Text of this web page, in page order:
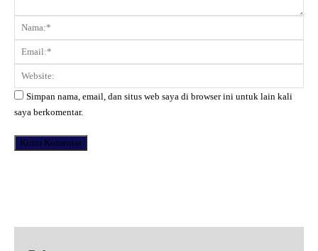
Komentar:
Simpan nama, email, dan situs web saya di browser ini untuk lain kali
saya berkomentar.